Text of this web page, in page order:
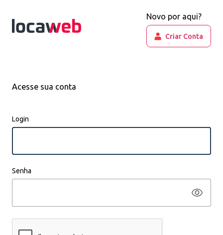
Acesse sua conta
Login
Senha
Novo por aqui?
Criar Conta